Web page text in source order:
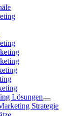
Lösungen
Strategie